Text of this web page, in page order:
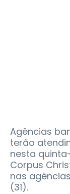
Agências
terão
nesta
Corpus
nas
(31).